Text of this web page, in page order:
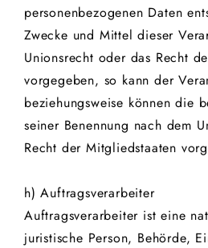
personenbezogenen Daten
Zwecke und Mittel dieser
Unionsrecht oder das Recht
vorgegeben, so kann der
beziehungsweise können die
seiner Benennung nach dem
Recht der Mitgliedstaaten
h) Auftragsverarbeiter
Auftragsverarbeiter ist eine
juristische Person, Behörde,